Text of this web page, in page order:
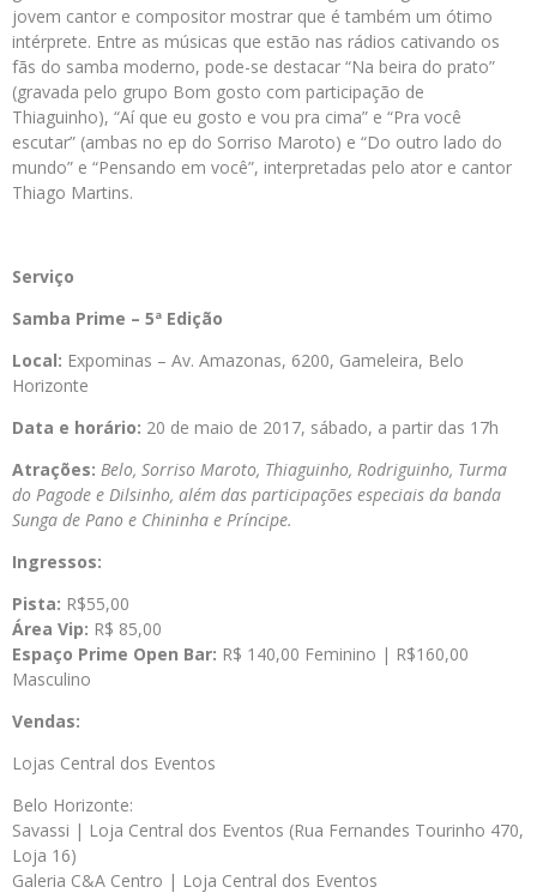
jovem cantor e compositor mostrar que é também um ótimo
intérprete. Entre as músicas que estão nas rádios cativando os
fãs do samba moderno, pode-se destacar “Na beira do prato”
(gravada pelo grupo Bom gosto com participação de
Thiaguinho), “Aí que eu gosto e vou pra cima” e “Pra você
escutar” (ambas no ep do Sorriso Maroto) e “Do outro lado do
mundo” e “Pensando em você”, interpretadas pelo ator e cantor
Thiago Martins.
Serviço
Samba Prime – 5ª Edição
Local: Expominas – Av. Amazonas, 6200, Gameleira, Belo
Horizonte
Data e horário: 20 de maio de 2017, sábado, a partir das 17h
Atrações: Belo, Sorriso Maroto, Thiaguinho, Rodriguinho, Turma
do Pagode e Dilsinho, além das participações especiais da banda
Sunga de Pano e Chininha e Príncipe.
Ingressos:
Pista: R$55,00
Área Vip: R$ 85,00
Espaço Prime Open Bar: R$ 140,00 Feminino | R$160,00
Masculino
Vendas:
Lojas Central dos Eventos
Belo Horizonte:
Savassi | Loja Central dos Eventos (Rua Fernandes Tourinho 470,
Loja 16)
Galeria C&A Centro | Loja Central dos Eventos